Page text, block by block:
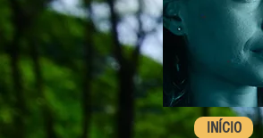
INÍCIO